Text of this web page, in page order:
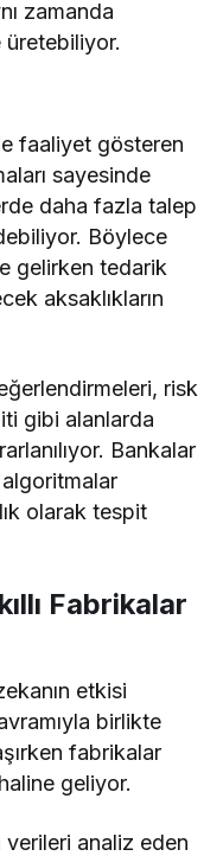
zamanda
faaliyet gösteren
sayesinde
daha fazla talep
Böylece
gelirken tedarik
aksaklıkların
risk
gibi alanlarda
Bankalar
olarak tespit
Fabrikalar
etkisi
birlikte
fabrikalar
geliyor.
verileri analiz eden